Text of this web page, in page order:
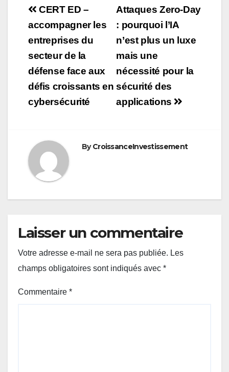
Navigation
de
l’article
Attaques Zero‑Day
: pourquoi l’IA
n’est plus un luxe
mais une
nécessité pour la
sécurité des
applications
CERT ED –
accompagner les
entreprises du
secteur de la
défense face aux
défis croissants en
cybersécurité
ByCroissanceInvestissement
Laisser un commentaire
Votre adresse e-mail ne sera pas publiée. Les
champs obligatoires sont indiqués avec *
Commentaire *